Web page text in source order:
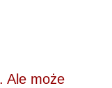
Ale może